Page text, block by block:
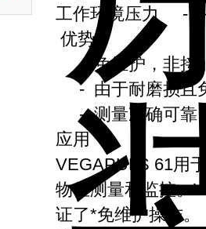
工作环境压力 -1
优势
- 免维护，非接
- 由于耐磨损且
- 测量准确可靠
应用
VEGAPULS 61用
物位测量和监控。
证了*免维护操作。